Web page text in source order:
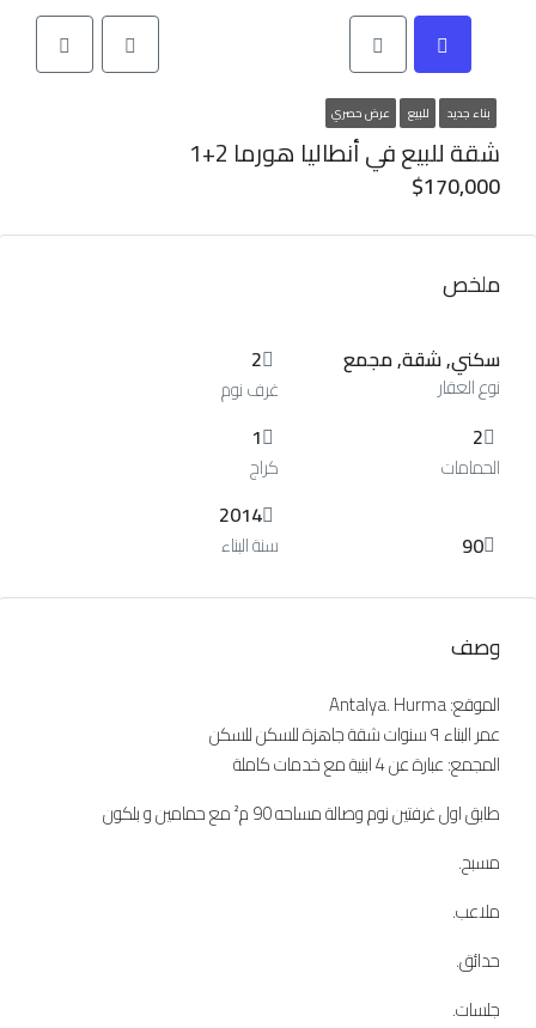
بناء جديد للبيع عرض حصري
شقة للبيع في أنطاليا هورما 2+1
$170,000
ملخص
سكني, شقة, مجمع
نوع العقار
2
غرف نوم
2
الحمامات
1
كراج
90
2014
سنة البناء
وصف
الموقع: Antalya. Hurma
عمر البناء ٩ سنوات شقة جاهزة للسكن للسكن
المجمع: عبارة عن 4 ابنية مع خدمات كاملة
طابق اول غرفتين نوم وصالة مساحه 90 م² مع حمامين و بلكون
مسبح.
ملاعب.
حدائق.
جلسات.